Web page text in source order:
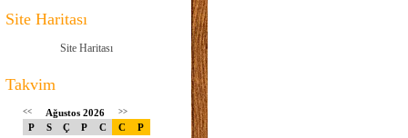
Site Haritası
Site Haritası
Takvim
<< Ağustos 2026 >>
P S Ç P C C P